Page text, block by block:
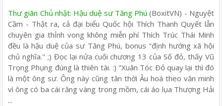
Thư giãn Chủ nhật: Hậu duệ sư Tăng Phú (BoxitVN) - Nguyệt
Cầm - Thật ra, cả đại biểu Quốc hội Thích Thanh Quyết lẫn
chuyên gia thỉnh vong không miễn phí Thích Trúc Thái Minh
đều là hậu duệ của sư Tăng Phú, bonus "định hướng xã hội
chủ nghĩa." ;) Đọc lại nửa cuối chương 13 của Số đỏ, thấy Vũ
Trọng Phụng đúng là thiên tài. :) "Xuân Tóc Ðỏ quay lại thì đó
là một ông sư. Ông này cũng tân thời Âu hoá theo văn minh
vì ông có ba cái răng vàng trong mồm, cái áo lụa Thượng Hải
...